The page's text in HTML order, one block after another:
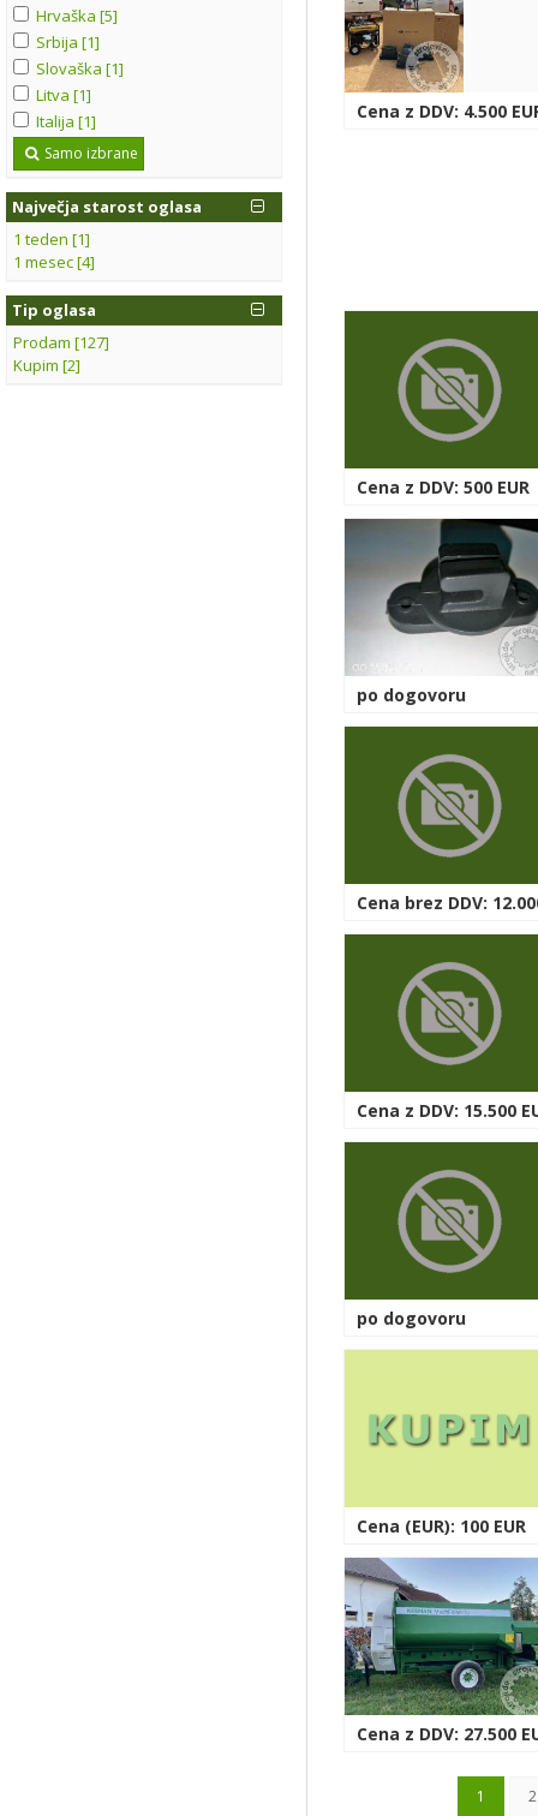
Hrvaška [5]
Srbija [1]
Slovaška [1]
Litva [1]
Italija [1]
Samo izbrane
Največja starost oglasa
1 teden [1]
1 mesec [4]
Tip oglasa
Prodam [127]
Kupim [2]
Cena z DDV: 4.500
Cena z DDV: 500 EUR
po dogovoru
Cena brez DDV:
Cena z DDV: 15.500
po dogovoru
Cena (EUR): 100 EUR
Cena z DDV: 27.500
1 2